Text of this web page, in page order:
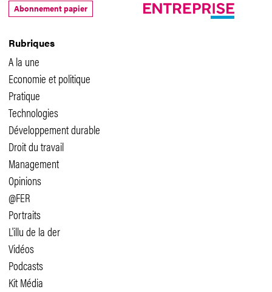
Rubriques
A la une
Economie et politique
Pratique
Technologies
Développement durable
Droit du travail
Management
Opinions
@FER
Portraits
L'illu de la der
Vidéos
Podcasts
Kit Média
Abonnement papier